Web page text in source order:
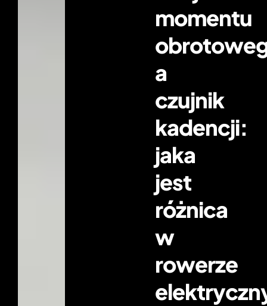
momentu
a
czujnik
kadencji:
jaka
jest
różnica
w
rowerze